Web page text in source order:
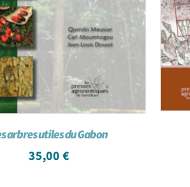
arbres utiles du Gabon
35,00€